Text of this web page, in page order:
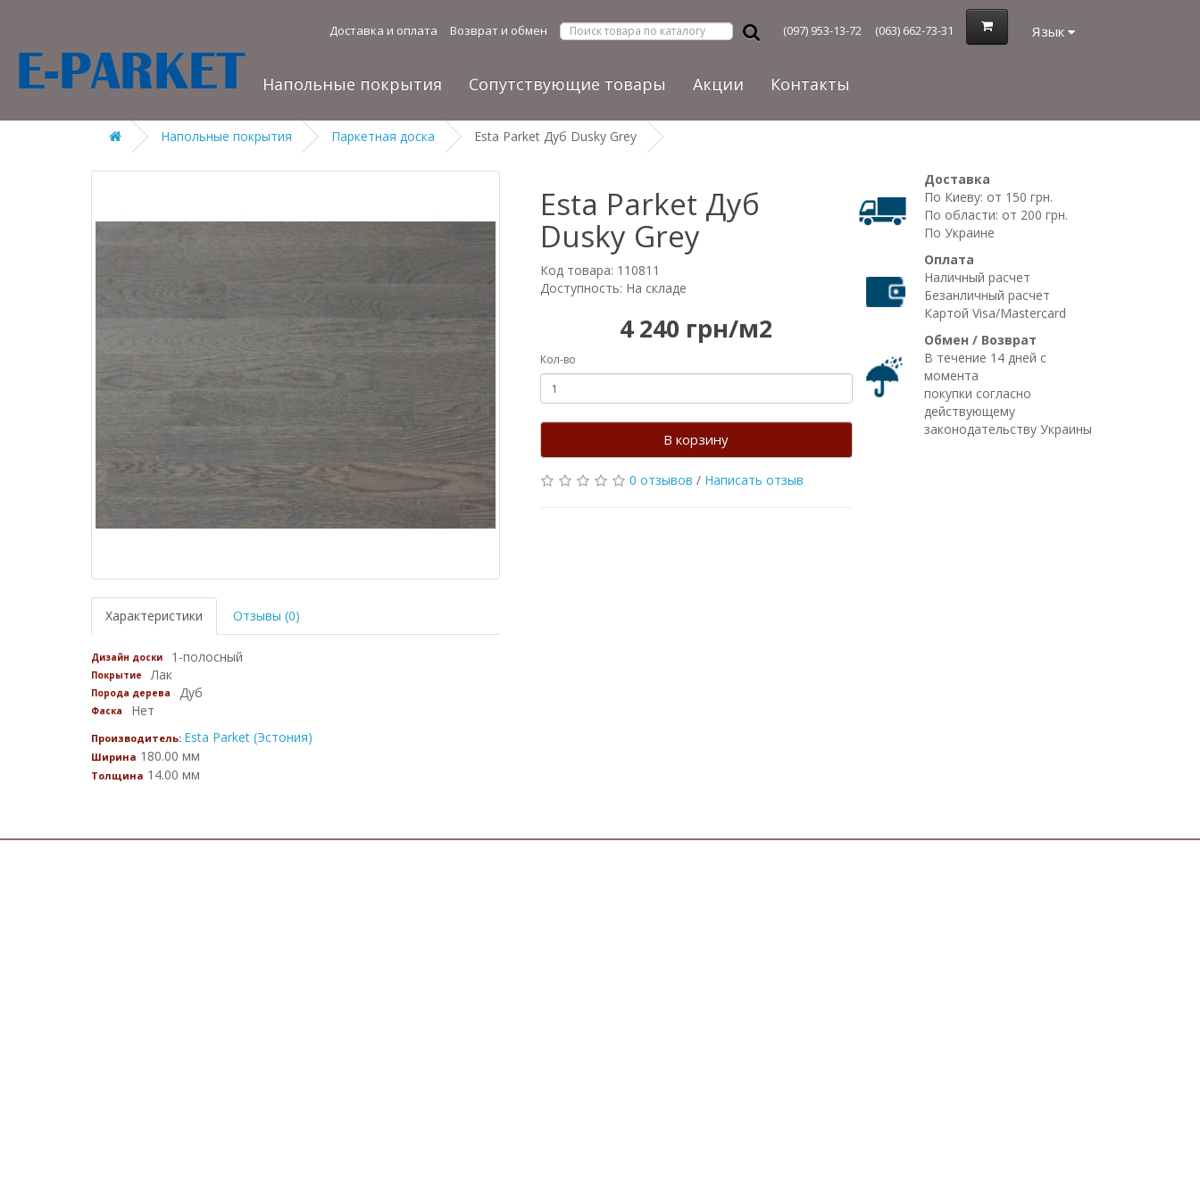
Доставка и оплата Возврат и обмен (097) 953-13-72 (063) 662-73-31 Язык
Напольные покрытия Сопутствующие товары Акции Контакты
Напольные покрытия Паркетная доска Esta Parket Дуб Dusky Grey
Характеристики Отзывы (0)
Дизайн доски 1-полосный
Покрытие Лак
Порода дерева Дуб
Фаска Нет
Производитель: Esta Parket (Эстония)
Ширина 180.00 мм
Толщина 14.00 мм
Esta Parket Дуб
Dusky Grey
Код товара: 110811
Доступность: На складе
4 240 грн/м2
Кол-во
В корзину
0 отзывов / Написать отзыв
Доставка
По Киеву: от 150 грн.
По области: от 200 грн.
По Украине
Оплата
Наличный расчет
Безанличный расчет
Картой Visa/Mastercard
Обмен / Возврат
В течение 14 дней с
момента
покупки согласно
действующему
законодательству Украины